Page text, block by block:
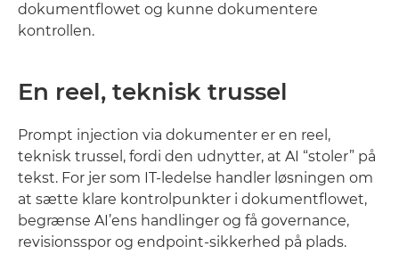
dokumentflowet og kunne dokumentere
kontrollen.
En reel, teknisk trussel
Prompt injection via dokumenter er en reel,
teknisk trussel, fordi den udnytter, at AI “stoler” på
tekst. For jer som IT-ledelse handler løsningen om
at sætte klare kontrolpunkter i dokumentflowet,
begrænse AI’ens handlinger og få governance,
revisionsspor og endpoint-sikkerhed på plads.